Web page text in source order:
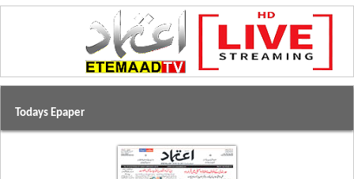
Todays Epaper